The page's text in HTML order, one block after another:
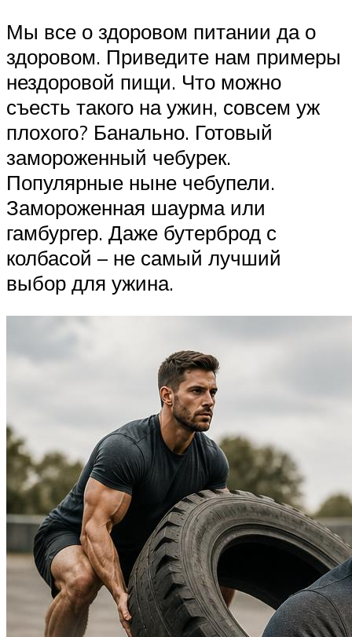
Мы все о здоровом питании да о
здоровом. Приведите нам примеры
нездоровой пищи. Что можно
съесть такого на ужин, совсем уж
плохого? Банально. Готовый
замороженный чебурек.
Популярные ныне чебупели.
Замороженная шаурма или
гамбургер. Даже бутерброд с
колбасой – не самый лучший
выбор для ужина.